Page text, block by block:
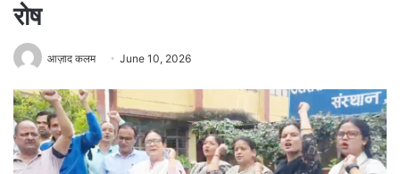
रोष
आज़ाद कलम June 10, 2026